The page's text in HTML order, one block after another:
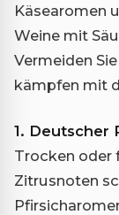
Käsearomen
Weine mit
Vermeiden
kämpfen mit
1. Deutscher
Trocken oder
Zitrusnoten